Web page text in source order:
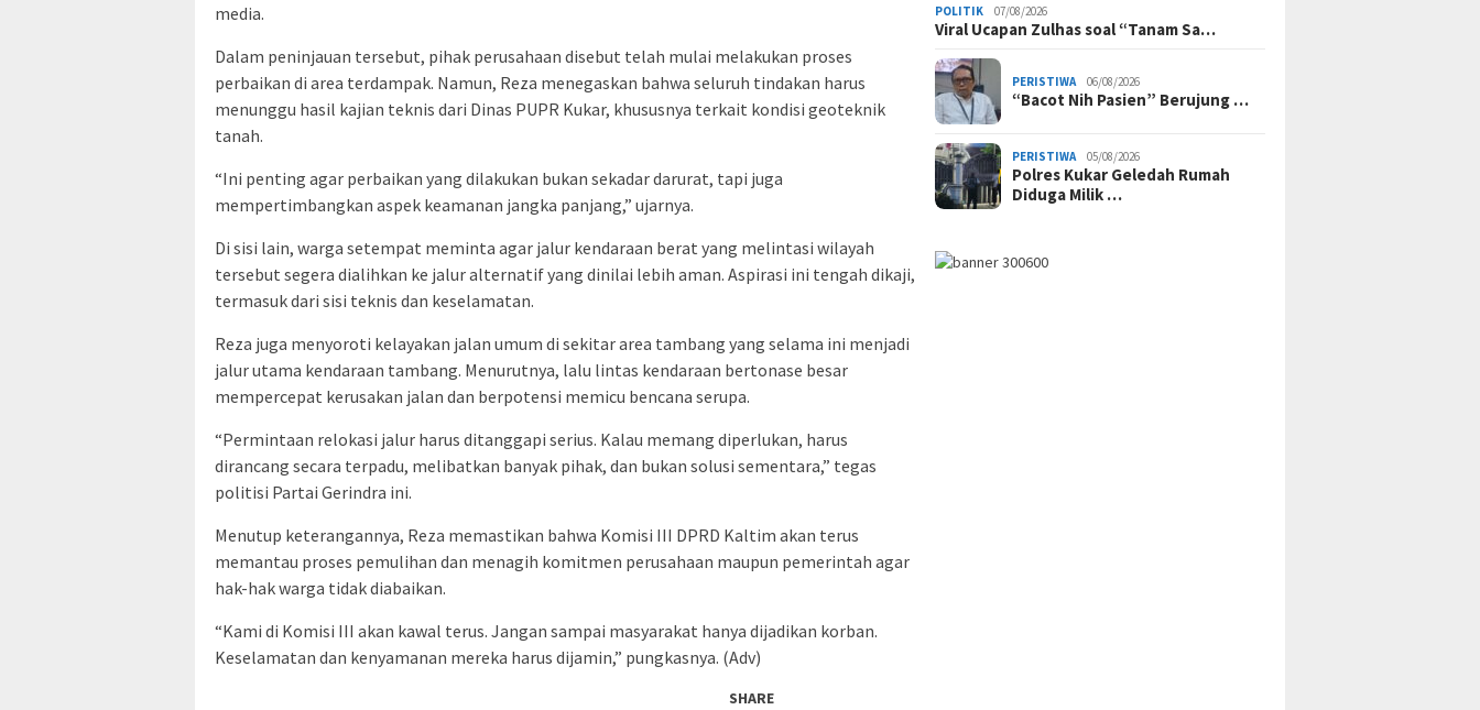
media.
Dalam peninjauan tersebut, pihak perusahaan disebut telah mulai melakukan proses
perbaikan di area terdampak. Namun, Reza menegaskan bahwa seluruh tindakan harus
menunggu hasil kajian teknis dari Dinas PUPR Kukar, khususnya terkait kondisi geoteknik
tanah.
“Ini penting agar perbaikan yang dilakukan bukan sekadar darurat, tapi juga
mempertimbangkan aspek keamanan jangka panjang,” ujarnya.
Di sisi lain, warga setempat meminta agar jalur kendaraan berat yang melintasi wilayah
tersebut segera dialihkan ke jalur alternatif yang dinilai lebih aman. Aspirasi ini tengah dikaji,
termasuk dari sisi teknis dan keselamatan.
Reza juga menyoroti kelayakan jalan umum di sekitar area tambang yang selama ini menjadi
jalur utama kendaraan tambang. Menurutnya, lalu lintas kendaraan bertonase besar
mempercepat kerusakan jalan dan berpotensi memicu bencana serupa.
“Permintaan relokasi jalur harus ditanggapi serius. Kalau memang diperlukan, harus
dirancang secara terpadu, melibatkan banyak pihak, dan bukan solusi sementara,” tegas
politisi Partai Gerindra ini.
Menutup keterangannya, Reza memastikan bahwa Komisi III DPRD Kaltim akan terus
memantau proses pemulihan dan menagih komitmen perusahaan maupun pemerintah agar
hak-hak warga tidak diabaikan.
“Kami di Komisi III akan kawal terus. Jangan sampai masyarakat hanya dijadikan korban.
Keselamatan dan kenyamanan mereka harus dijamin,” pungkasnya. (Adv)
SHARE
POLITIK 07/08/2026
Viral Ucapan Zulhas soal “Tanam Sa…
PERISTIWA 06/08/2026
“Bacot Nih Pasien” Berujung …
PERISTIWA 05/08/2026
Polres Kukar Geledah Rumah
Diduga Milik …